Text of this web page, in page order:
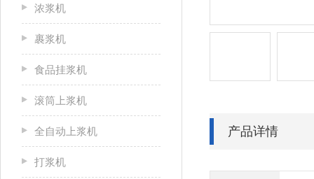
浓浆机
裹浆机
食品挂浆机
滚筒上浆机
全自动上浆机
打浆机
产品详情